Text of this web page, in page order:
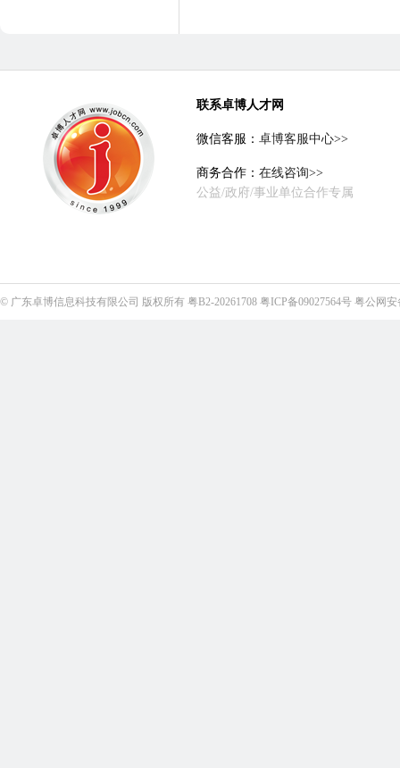
联系卓博人才网
微信客服： 卓博客服中心>>
商务合作： 在线咨询>>
公益/政府/事业单位合作专属
© 广东卓博信息科技有限公司 版权所有 粤B2-20261708 粤ICP备09027564号 粤公网安